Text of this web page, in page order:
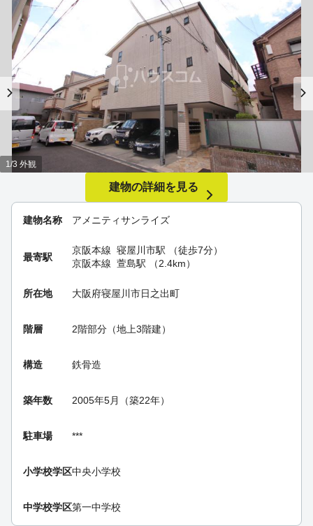
建物名称 アメニティサンライズ
最寄駅
京阪本線 寝屋川市駅 （徒歩7分）
京阪本線 萱島駅 （2.4km）
所在地 大阪府寝屋川市日之出町
階層 2階部分（地上3階建）
構造 鉄骨造
築年数 2005年5月（築22年）
駐車場 ***
小学校学区中央小学校
中学校学区第一中学校
1/3 外観
建物の詳細を見る